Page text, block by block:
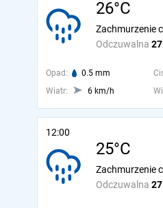
26°C
Odczuwalna
Zachmurzenie
Opad: 0.5 mm
Wiatr:
6 km/h
12:00
25°C
Odczuwalna
Zachmurzenie